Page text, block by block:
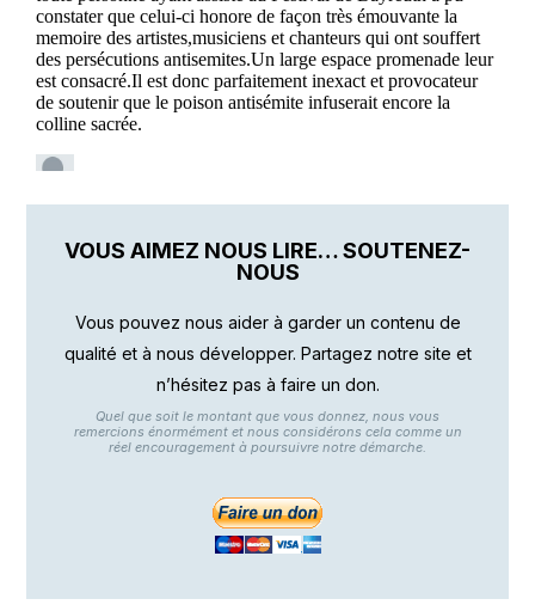
VOUS AIMEZ NOUS LIRE… SOUTENEZ-
NOUS
Vous pouvez nous aider à garder un contenu de
qualité et à nous développer. Partagez notre site et
n’hésitez pas à faire un don.
Quel que soit le montant que vous donnez, nous vous
remercions énormément et nous considérons cela comme un
réel encouragement à poursuivre notre démarche.